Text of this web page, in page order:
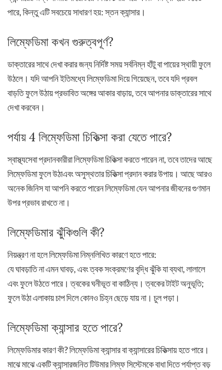
পারে, কিন্তু এটি সবচেয়ে সাধারণ হয়: স্তন ক্যান্সার।
লিম্ফেডিমা কখন গুরুত্বপূর্ণ?
ডাক্তারের সাথে দেখা করার জন্য নির্দিষ্ট সময় সর্বনিম্ন হাঁটু বা পায়ের স্থায়ী ফুলে
উঠলে। যদি আপনি ইতিমধ্যে লিম্ফেডিমা দিয়ে গিয়েছেন, তবে যদি প্রবল
বাড়তি ফুলে উঠায় প্রভাবিত অঙ্গের আকার বাড়ায়, তবে আপনার ডাক্তারের সাথে
দেখা করবেন।
পর্যায় 4 লিম্ফেডিমা চিকিত্সা করা যেতে পারে?
স্বাস্থ্যসেবা প্রদানকারীরা লিম্ফেডিমা চিকিত্সা করতে পারেন না, তবে তাদের আছে
লিম্ফেডিমা ফুলে উঠাএবং অসুস্থতার চিকিত্সা প্রদান করার উপায়। আছে আরও
অনেক জিনিস যা আপনি করতে পারেন লিম্ফেডিমা যেন আপনার জীবনের গুণমান
উপর প্রভাব রাখতে না।
লিম্ফেডিমার ঝুঁকিগুলি কী?
নিয়ন্ত্রণ না হলে লিম্ফেডিমা নিম্নলিখিত কারণে হতে পারে:
যে ঘাবড়াতি না এমন ঘাবড়, এবং ত্বক সংক্রমণের বৃদ্ধি ঝুঁকি যা ব্যথা, লালালে
এবং ফুলে উঠতে পারে। ত্বকের ঘনীভূত বা কাঠিন্য। ত্বকের টাইট অনুভূতি;
ফুলে উঠা এলাকায় চাপ দিলে কোনও চিহ্ন ছেড়ে যায় না। চুল পড়া।
লিম্ফেডিমা ক্যান্সার হতে পারে?
লিম্ফেডিমার কারণ কী? লিম্ফেডিমা ক্যান্সার বা ক্যান্সারের চিকিত্সায় হতে পারে।
মাঝে মাঝে একটি ক্যান্সারজনিত টিউমার লিম্ফ সিস্টেমকে বাধা দিতে পর্যাপ্ত বড়